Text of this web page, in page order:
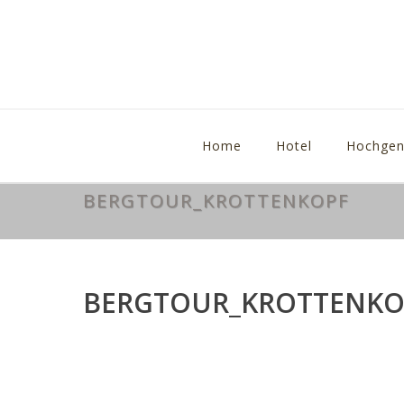
Home Hotel
BERGTOUR_KROTTENKOPF